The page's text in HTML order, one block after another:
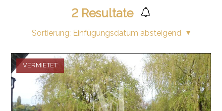
2 Resultate
Sortierung: Einfügungsdatum absteigend
VERMIETET